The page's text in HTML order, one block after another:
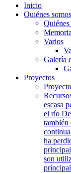
Inicio
Quiénes somos
Quiénes
Varios
Galería
Proyectos
escasa
el río
también
ha
son